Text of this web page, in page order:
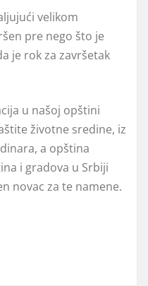
velikom
pre nego što je
je rok za završetak
u našoj opštini
životne sredine, iz
a opština
i gradova u Srbiji
novac za te namene.